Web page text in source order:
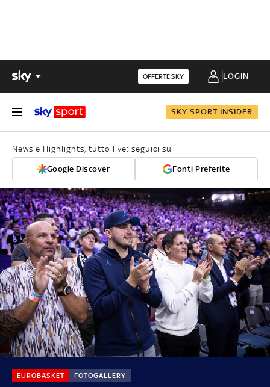
OFFERTE SKY LOGIN
SKY SPORT INSIDER
News e Highlights, tutto live: seguici su
Google Discover Fonti Preferite
EUROBASKET FOTOGALLERY